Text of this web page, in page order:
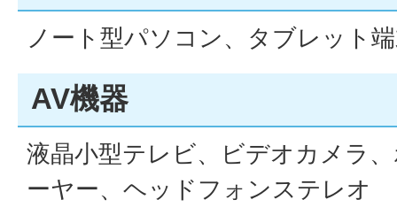
ノート型パソコン、タブレット
AV機器
液晶小型テレビ、ビデオカメラ
ーヤー、ヘッドフォンステレオ